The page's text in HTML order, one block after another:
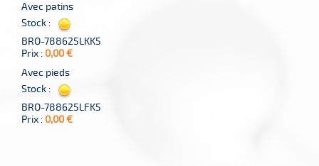
Avec patins
Stock :
BRO-788625LKK5
Prix : 0,00 €
Avec pieds
Stock :
BRO-788625LFK5
Prix : 0,00 €